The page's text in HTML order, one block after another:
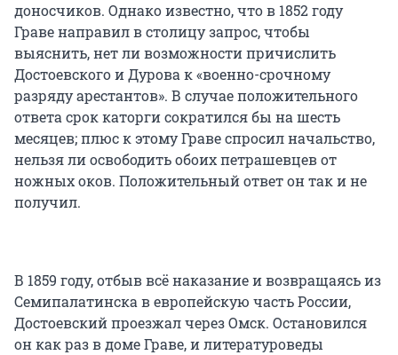
доносчиков. Однако известно, что в 1852 году
Граве направил в столицу запрос, чтобы
выяснить, нет ли возможности причислить
Достоевского и Дурова к «военно-срочному
разряду арестантов». В случае положительного
ответа срок каторги сократился бы на шесть
месяцев; плюс к этому Граве спросил начальство,
нельзя ли освободить обоих петрашевцев от
ножных оков. Положительный ответ он так и не
получил.
В 1859 году, отбыв всё наказание и возвращаясь из
Семипалатинска в европейскую часть России,
Достоевский проезжал через Омск. Остановился
он как раз в доме Граве, и литературоведы